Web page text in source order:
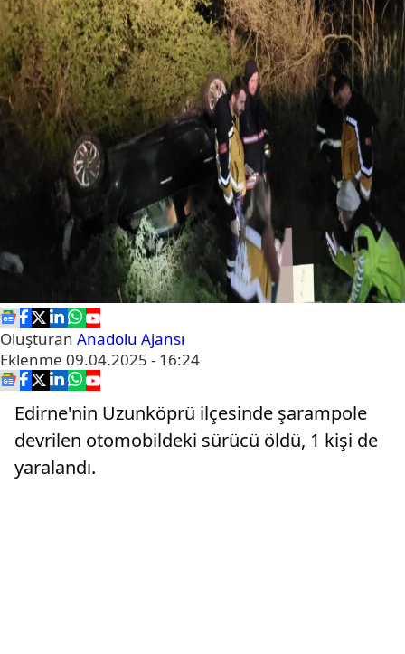
Oluşturan Anadolu Ajansı
Eklenme 09.04.2025 - 16:24
Edirne'nin Uzunköprü ilçesinde şarampole
devrilen otomobildeki sürücü öldü, 1 kişi de
yaralandı.